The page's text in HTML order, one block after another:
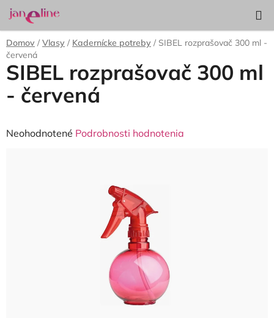
Prejsť
na
obsah
KOŠÍK
Domov / Vlasy / Kadernícke potreby / SIBEL rozprašovač 300 ml -
červená
SIBEL rozprašovač 300 ml
- červená
Priemerné
Neohodnotené Podrobnosti hodnotenia